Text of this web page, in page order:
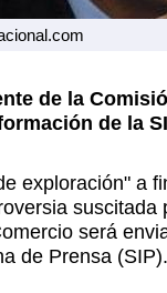
de la
de la
exploración" a
suscitada
será
de Prensa